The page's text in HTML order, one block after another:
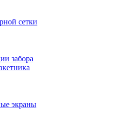
сетки
забора
экраны